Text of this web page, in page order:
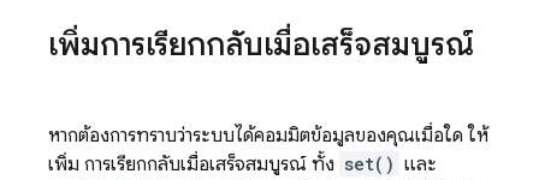
เพิ่มการเรียกกลับเมื่อเสร็จสมบูรณ์
หากต้องการทราบว่าระบบได้คอมมิตข้อมูลของคุณเมื่อใด ให้
เพิ่ม การเรียกกลับเมื่อเสร็จสมบูรณ์ ทั้ง set() และ